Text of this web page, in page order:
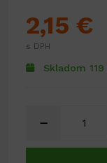
Skladom 119
2,15 €
s DPH